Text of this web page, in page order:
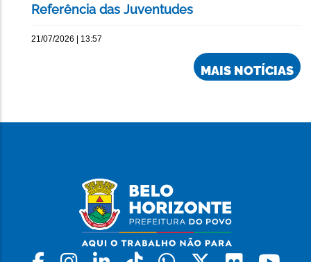
Referência das Juventudes
21/07/2026 | 13:57
MAIS NOTÍCIAS